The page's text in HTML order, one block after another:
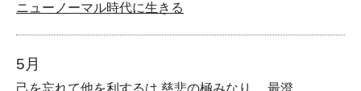
ニューノーマル時代に生きる
5月
己を忘れて他を利するは 慈悲の極みなり。 最澄